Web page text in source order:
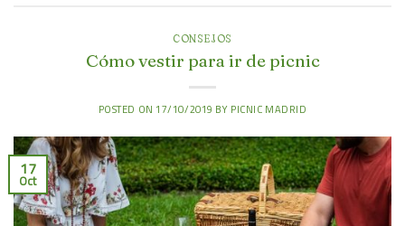
CONSEJOS
Cómo vestir para ir de picnic
POSTED ON 17/10/2019 BY PICNIC MADRID
17
Oct